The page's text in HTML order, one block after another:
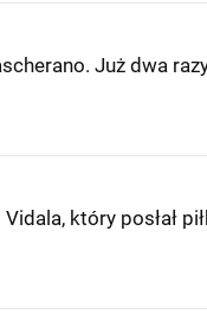
Już dwa
który posłał